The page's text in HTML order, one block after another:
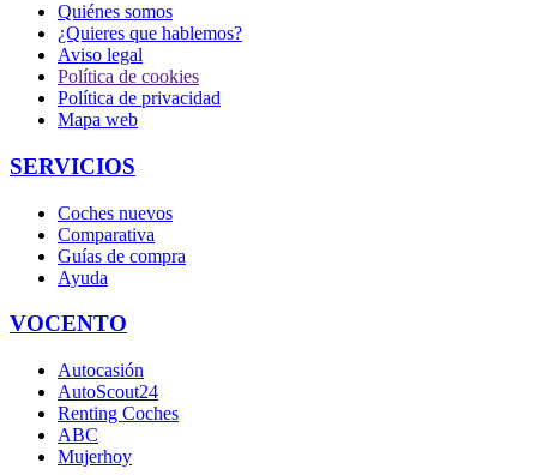
Quiénes somos
¿Quieres que hablemos?
Aviso legal
Política de cookies
Política de privacidad
Mapa web
SERVICIOS
Coches nuevos
Comparativa
Guías de compra
Ayuda
VOCENTO
Autocasión
AutoScout24
Renting Coches
ABC
Mujerhoy